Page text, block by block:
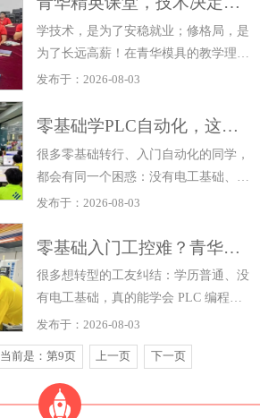
学技术，是为了安稳就业；修格局，是
为了长远高薪！在青华模具的教学理念
里，培养学员从不只停留在“教会实
术、会统筹、能带团队的复合型优质管
拥有持续晋升的核心竞争力。
发布于：2026-08-03
零基础学PLC自动化，这样学高效又不走弯路！
很多零基础转行、入门自动化的同学，
都会有同一个困惑：没有电工基础、不
会编程、看不懂图纸，到底怎么学PLC
发布于：2026-08-03
零基础入门工控难？青华师资帮你稳步起步
很多想转型的工友纠结：学历普通、没
有电工基础，真的能学会 PLC 编程
吗？不少人尝试自学，面对晦涩指令常
常无从下手，最终半途而废。在青华模
具培训，针对零基础学员，授课老师均
拥有多年一线工厂技术经验，同时具备
长期教学经验。老师熟悉制造业从业者
发布于：2026-08-03
当前是：第9页 上一页 下一页